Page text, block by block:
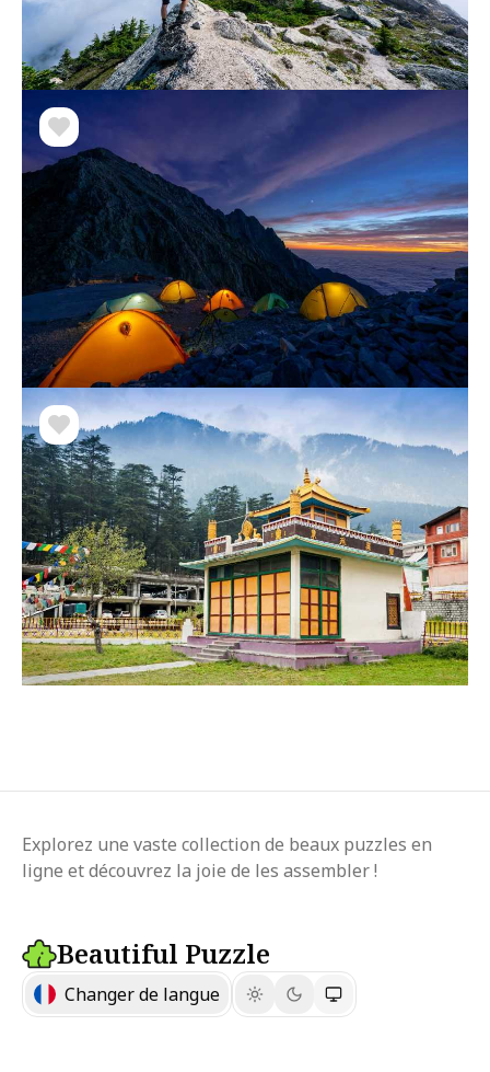
Explorez une vaste collection de beaux puzzles en
ligne et découvrez la joie de les assembler !
Beautiful Puzzle
Changer de langue